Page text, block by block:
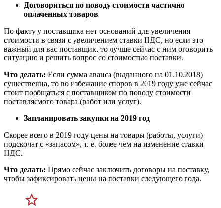
Договориться по поводу стоимости частично
оплаченных товаров
По факту у поставщика нет оснований для увеличения
стоимости в связи с увеличением ставки НДС, но если это
важный для вас поставщик, то лучше сейчас с ним оговорить
ситуацию и решить вопрос со стоимостью поставки.
Что делать: Если сумма аванса (выданного на 01.10.2018)
существенна, то во избежание споров в 2019 году уже сейчас
стоит пообщаться с поставщиком по поводу стоимости
поставляемого товара (работ или услуг).
Запланировать закупки на 2019 год
Скорее всего в 2019 году цены на товары (работы, услуги)
подскочат с «запасом», т. е. более чем на изменение ставки
НДС.
Что делать: Прямо сейчас заключить договоры на поставку,
чтобы зафиксировать цены на поставки следующего года.